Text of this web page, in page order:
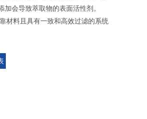
加会导致萃取物的表面活性剂。
材料且具有一致和高效过滤的系统